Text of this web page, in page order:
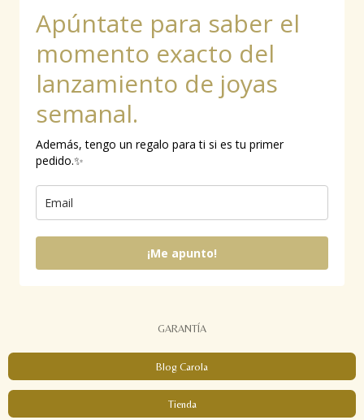
o
k
r
m
Apúntate para saber el
momento exacto del
lanzamiento de joyas
semanal.
Además, tengo un regalo para ti si es tu primer
pedido.✨
¡Me apunto!
GARANTÍA
Blog Carola
Tienda